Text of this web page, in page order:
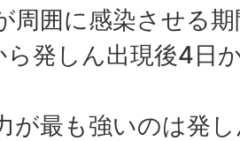
周囲に感染させる
発しん出現後4日
が最も強いのは発